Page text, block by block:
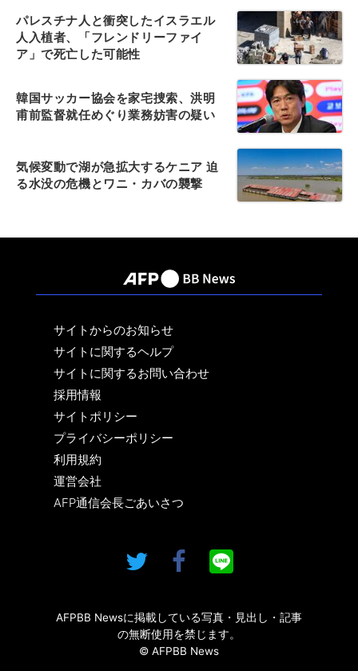
パレスチナ人と衝突したイスラエル
人入植者、「フレンドリーファイ
ア」で死亡した可能性
韓国サッカー協会を家宅捜索、洪明
甫前監督就任めぐり業務妨害の疑い
気候変動で湖が急拡大するケニア 迫
る水没の危機とワニ・カバの襲撃
サイトからのお知らせ
サイトに関するヘルプ
サイトに関するお問い合わせ
採用情報
サイトポリシー
プライバシーポリシー
利用規約
運営会社
AFP通信会長ごあいさつ
AFPBB Newsに掲載している写真・見出し・記事
の無断使用を禁じます。
© AFPBB News